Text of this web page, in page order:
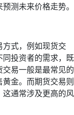
测未来价格走势。
式，例如现货交
投资者的需求，既
易一般是最常见的
金。而期货交易则
这通常涉及更高的风